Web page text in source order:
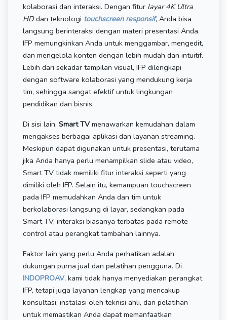
kolaborasi dan interaksi. Dengan fitur layar 4K Ultra
HDdan teknologi touchscreen responsif, Anda bisa
langsung berinteraksi dengan materi presentasi Anda.
IFP memungkinkan Anda untuk menggambar, mengedit,
dan mengelola konten dengan lebih mudah dan intuitif.
Lebih dari sekadar tampilan visual, IFP dilengkapi
dengan software kolaborasi yang mendukung kerja
tim, sehingga sangat efektif untuk lingkungan
pendidikan dan bisnis.
Di sisi lain, Smart TVmenawarkan kemudahan dalam
mengakses berbagai aplikasi dan layanan streaming.
Meskipun dapat digunakan untuk presentasi, terutama
jika Anda hanya perlu menampilkan slide atau video,
Smart TV tidak memiliki fitur interaksi seperti yang
dimiliki oleh IFP. Selain itu, kemampuan touchscreen
pada IFP memudahkan Anda dan tim untuk
berkolaborasi langsung di layar, sedangkan pada
Smart TV, interaksi biasanya terbatas pada remote
control atau perangkat tambahan lainnya.
Faktor lain yang perlu Anda perhatikan adalah
dukungan purna jual dan pelatihan pengguna. Di
INDOPROAV, kami tidak hanya menyediakan perangkat
IFP, tetapi juga layanan lengkap yang mencakup
konsultasi, instalasi oleh teknisi ahli, dan pelatihan
untuk memastikan Anda dapat memanfaatkan